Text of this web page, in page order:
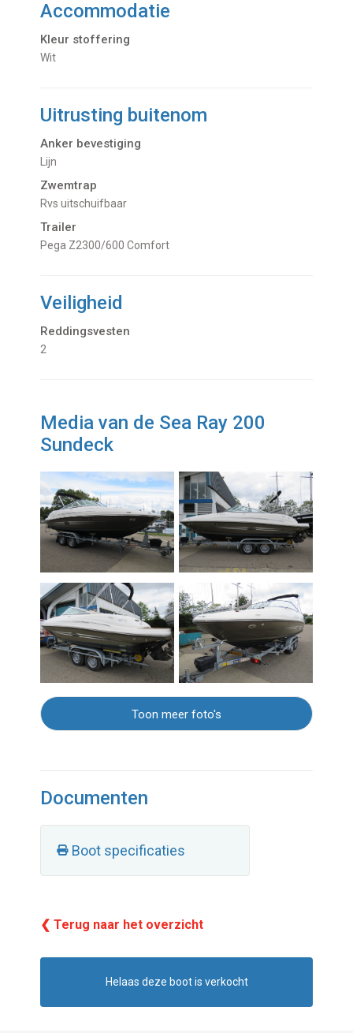
Accommodatie
Kleur stoffering
Wit
Uitrusting buitenom
Anker bevestiging
Lijn
Zwemtrap
Rvs uitschuifbaar
Trailer
Pega Z2300/600 Comfort
Veiligheid
Reddingsvesten
2
Media van de Sea Ray 200
Sundeck
Toon meer foto's
Documenten
Boot specificaties
❮ Terug naar het overzicht
Helaas deze boot is verkocht